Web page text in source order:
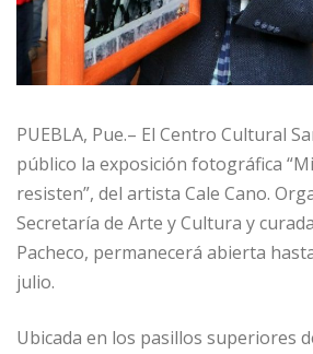
PUEBLA, Pue.– El Centro Cultural
público la exposición fotográfica
resisten”, del artista Cale Cano.
Secretaría de Arte y Cultura y
Pacheco, permanecerá abierta
julio.
Ubicada en los pasillos superiores